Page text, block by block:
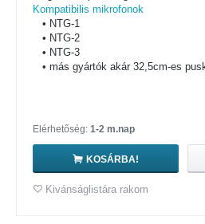
Kompatibilis mikrofonok
• NTG-1
• NTG-2
• NTG-3
• más gyártók akár 32,5cm-es
Elérhetőség: 1-2 m.nap
KOSÁRBA!
Kivánságlistára rakom